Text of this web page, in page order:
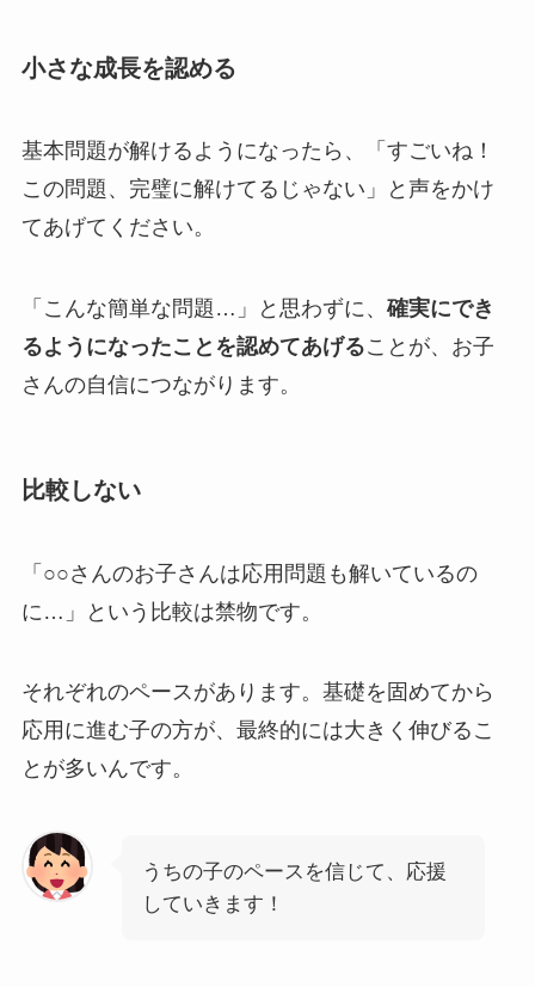
小さな成長を認める
基本問題が解けるようになったら、「すごいね！
この問題、完璧に解けてるじゃない」と声をかけ
てあげてください。
「こんな簡単な問題…」と思わずに、 確実にでき
るようになったことを認めてあげることが、お子
さんの自信につながります。
比較しない
「○○さんのお子さんは応用問題も解いているの
に…」という比較は禁物です。
それぞれのペースがあります。基礎を固めてから
応用に進む子の方が、最終的には大きく伸びるこ
とが多いんです。
うちの子のペースを信じて、応援
していきます！